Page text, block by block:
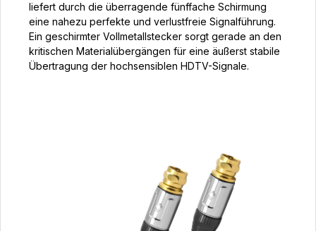
liefert durch die überragende fünffache Schirmung
eine nahezu perfekte und verlustfreie Signalführung.
Ein geschirmter Vollmetallstecker sorgt gerade an den
kritischen Materialübergängen für eine äußerst stabile
Übertragung der hochsensiblen HDTV-Signale.